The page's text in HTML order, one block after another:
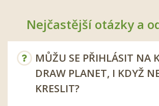
Nejčastější otázky a
MŮŽU SE PŘIHLÁSIT NA
DRAW PLANET, I KDYŽ
KRESLIT?